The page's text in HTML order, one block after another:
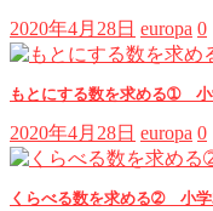
2020年4月28日 europa 0
もとにする数を求める➀
2020年4月28日 europa 0
くらべる数を求める➁ 小